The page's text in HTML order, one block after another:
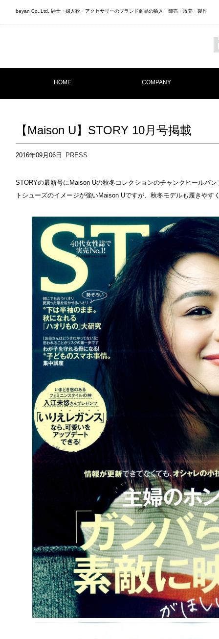
beyan Co.,Ltd. 紳士・婦人靴・アクセサリーのブランド商品の輸入・卸売・販売・製作
HOME COMPANY
【Maison U】STORY 10月号掲載
2016年09月06日 PRESS
STORYの最新号にMaison Uの秋冬コレクションのチャンクヒールパ
トシューズのイメージが強いMaison Uですが、秋冬モデルも履きやす